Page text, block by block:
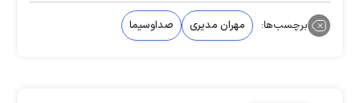
برچسب‌ها: مهران مدیری صداوسیما